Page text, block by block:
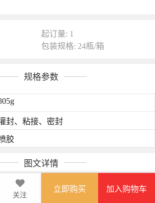
起订量: 1
包装规格: 24瓶/箱
规格参数
封、粘接、密封
胶
图文详情
盖面积大，粘接力强；
透力低且不易腐蚀底材，节省粘胶；
头可喷洒较大粘着范围，红色喷头可用于较
关注
立即购买 加入购物车